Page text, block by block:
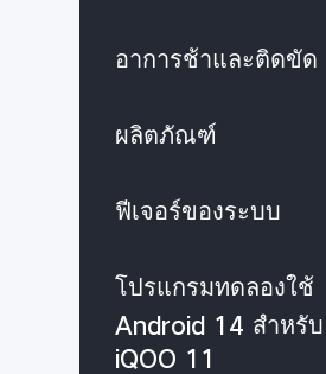
อาการช้าและติดขัด
ผลิตภัณฑ์
ฟีเจอร์ของระบบ
โปรแกรมทดลองใช้
Android 14 สำหรับ
iQOO 11